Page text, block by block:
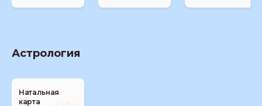
Астрология
Натальная
карта